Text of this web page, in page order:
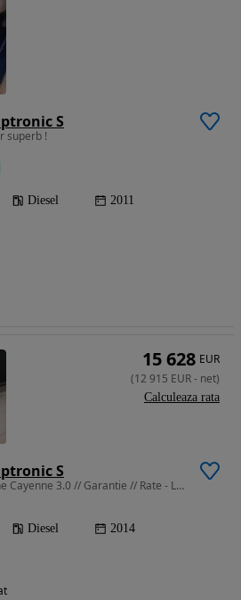
S
superb !
Diesel 2011
S
2967 cm3 • 245 CP • Porsche Cayenne 3.0 // Garantie // Rate - Leasing - Credit
Diesel 2014
15 628 EUR
(12 915 EUR- net)
Calculeaza rata